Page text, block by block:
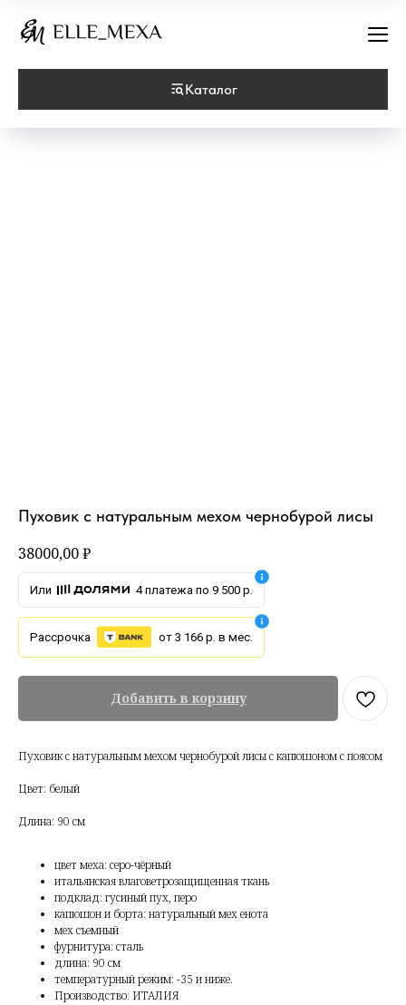
Каталог
Пуховик с натуральным мехом чернобурой лисы
38000,00₽
Или 4 платежа по 9 500 р.
Рассрочка от 3 166 р. в мес.
Добавить в корзину
Пуховик с натуральным мехом чернобурой лисы с капюшоном с поясом
Цвет: белый
Длина: 90 см
цвет меха: серо-чёрный
итальянская влаговетрозащищенная ткань
подклад: гусиный пух, перо
капюшон и борта: натуральный мех енота
мех съемный
фурнитура: сталь
длина: 90 см
температурный режим: -35 и ниже.
Производство: ИТАЛИЯ